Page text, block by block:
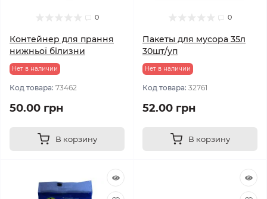
0
Контейнер для прання
нижньої білизни
Нет в наличии
Код товара: 73462
50.00 грн
В корзину
0
Пакеты для мусора 35л
30шт/уп
Нет в наличии
Код товара: 32761
52.00 грн
В корзину